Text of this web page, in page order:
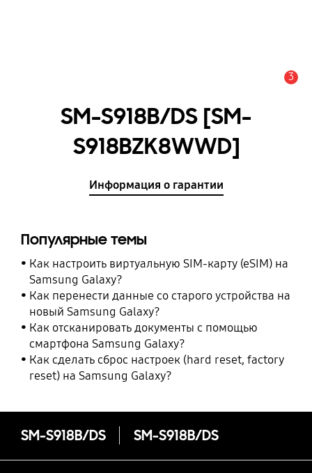
3
SM-S918B/DS [SM-
S918BZK8WWD]
Информация о гарантии
Популярные темы
Как настроить виртуальную SIM-карту (eSIM) на
Samsung Galaxy?
Как перенести данные со старого устройства на
новый Samsung Galaxy?
Как отсканировать документы с помощью
смартфона Samsung Galaxy?
Как сделать сброс настроек (hard reset, factory
reset) на Samsung Galaxy?
SM-S918B/DS SM-S918B/DS